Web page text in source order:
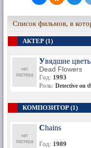
Список фильмов, в
АКТЕР (1)
Увядшие
Dead Flowers
Год: 1993
Роль: Detective on
КОМПОЗИТОР (1)
Chains
Год: 1989